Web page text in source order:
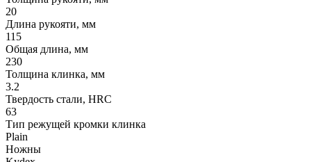
20
Длина рукояти, мм
115
Общая длина, мм
230
Толщина клинка, мм
3.2
Твердость стали, HRC
63
Тип режущей кромки клинка
Plain
Ножны